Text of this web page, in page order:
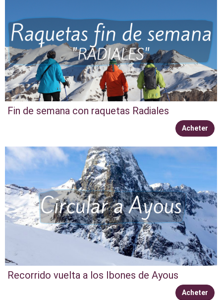
Fin de semana con raquetas Radiales
Acheter
Recorrido vuelta a los Ibones de Ayous
Acheter